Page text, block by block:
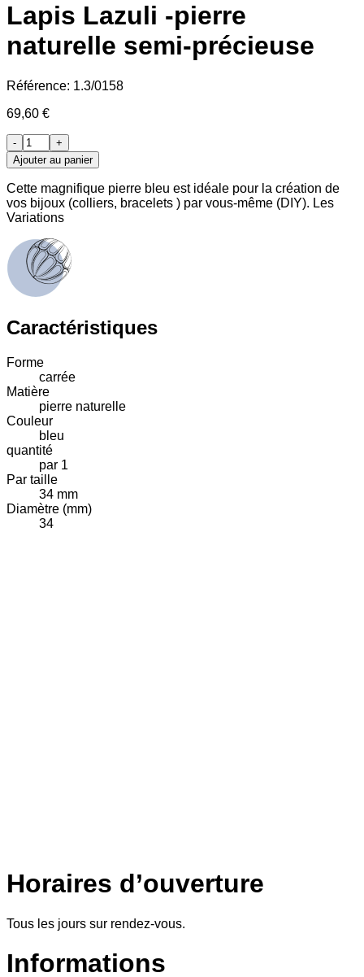
Lapis Lazuli -pierre
naturelle semi-précieuse
Référence: 1.3/0158
69,60 €
-
+
Ajouter au panier
Cette magnifique pierre bleu est idéale pour la création de
vos bijoux (colliers, bracelets ) par vous-même (DIY). Les
Variations
Caractéristiques
Forme
carrée
Matière
pierre naturelle
Couleur
bleu
quantité
par 1
Par taille
34 mm
Diamètre (mm)
34
Horaires d’ouverture
Tous les jours sur rendez-vous.
Informations